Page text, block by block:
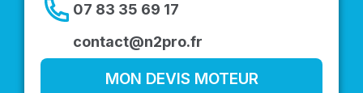
07 83 35 69 17
contact@n2pro.fr
MON DEVIS MOTEUR